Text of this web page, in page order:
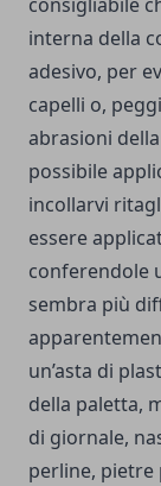
interna della
adesivo, per
capelli o,
abrasioni
possibile
incollarvi
essere
conferendole
sembra più
un’asta di
della paletta,
di giornale,
perline, pietre